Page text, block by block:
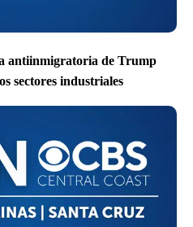
antiinmigratoria de Trump
sectores industriales